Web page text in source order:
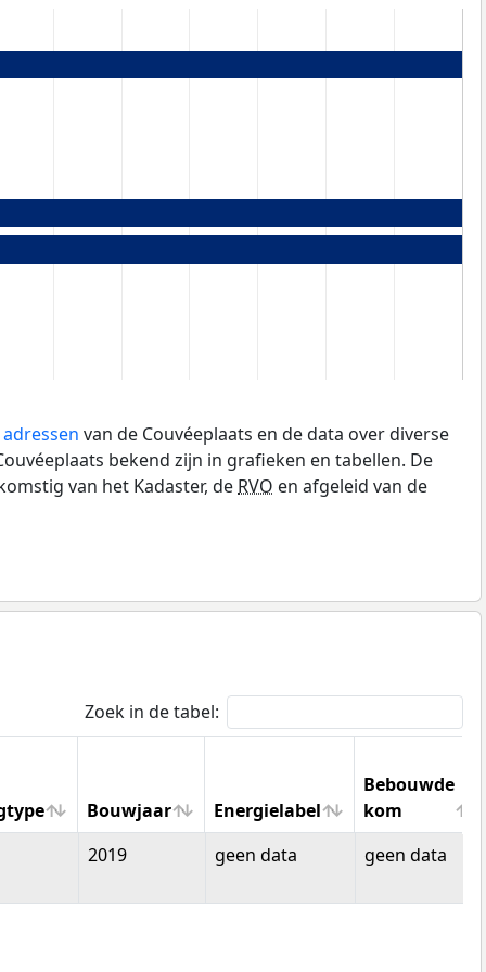
van de Couvéeplaats en de data over diverse
bekend zijn in grafieken en tabellen. De
van het Kadaster, de RVO en afgeleid van de
Zoek in de tabel:
Bouwjaar Energielabel
Bebouwde
kom
Bouwjaar Energielabel
Bebouwde
kom
2019 geen data geen data